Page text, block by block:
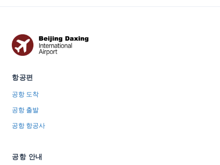
항공편
공항 도착
공항 출발
공항 항공사
공항 안내